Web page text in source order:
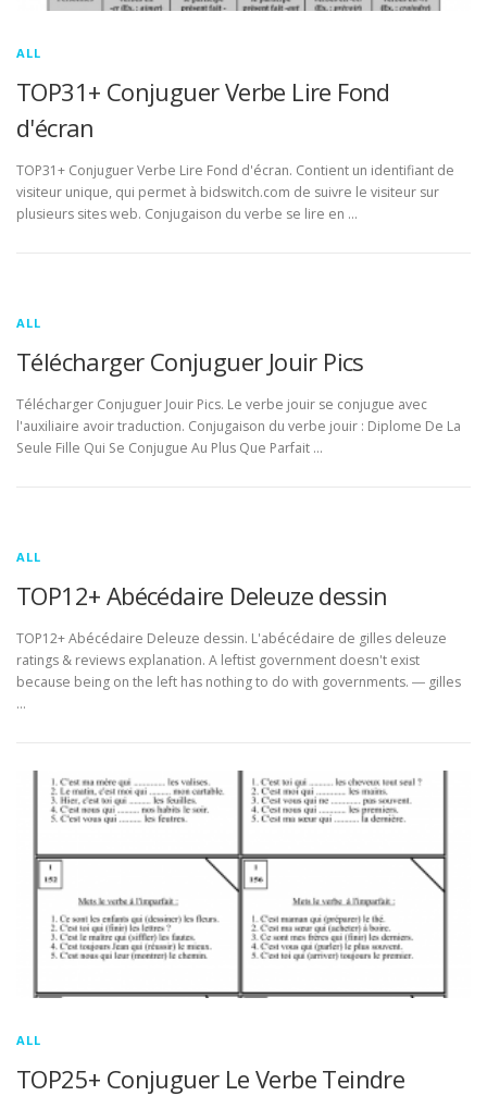
ALL
TOP31+ Conjuguer Verbe Lire Fond
d'écran
TOP31+ Conjuguer Verbe Lire Fond d'écran. Contient un identifiant de
visiteur unique, qui permet à bidswitch.com de suivre le visiteur sur
plusieurs sites web. Conjugaison du verbe se lire en …
ALL
Télécharger Conjuguer Jouir Pics
Télécharger Conjuguer Jouir Pics. Le verbe jouir se conjugue avec
l'auxiliaire avoir traduction. Conjugaison du verbe jouir : Diplome De La
Seule Fille Qui Se Conjugue Au Plus Que Parfait …
ALL
TOP12+ Abécédaire Deleuze dessin
TOP12+ Abécédaire Deleuze dessin. L'abécédaire de gilles deleuze
ratings & reviews explanation. A leftist government doesn't exist
because being on the left has nothing to do with governments. ― gilles
…
ALL
TOP25+ Conjuguer Le Verbe Teindre